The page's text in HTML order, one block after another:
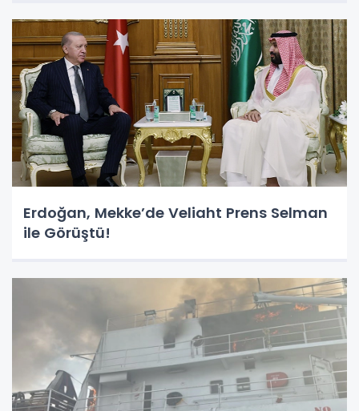
Erdoğan, Mekke’de Veliaht Prens Selman
ile Görüştü!